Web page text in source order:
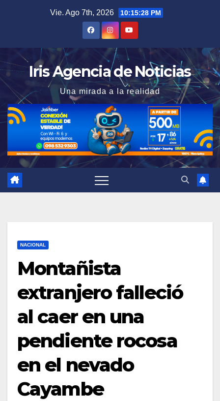
Vie. Ago 7th, 2026 10:15:29 PM
Iris Agencia de Noticias
Una mirada a la realidad
NACIONAL
Montañista
extranjero falleció
al caer en una
pendiente rocosa
en el nevado
Cayambe